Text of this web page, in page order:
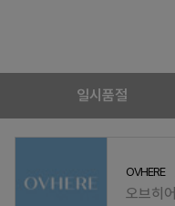
일시품절
OVHERE
오브히어